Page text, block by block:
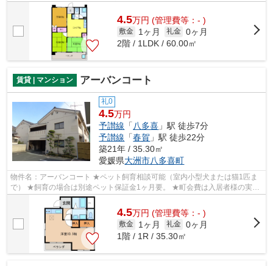
様々なニーズに合った物件を豊富に取り揃...
4.5万円 (管理費等：- )
敷金 1ヶ月 礼金 0ヶ月
2階 / 1LDK / 60.00㎡
賃貸 | マンション アーバンコート
礼0
4.5万円
予讃線 「 八多喜 」駅 徒歩7分
予讃線 「春賀 」駅 徒歩22分
築21年 / 35.30㎡
愛媛県大洲市八多喜町
物件名：アーバンコート ★ペット飼育相談可能（室内小型犬または猫1匹ま
で） ★飼育の場合は別途ペット保証金1ヶ月要。 ★町会費は入居者様の実費
4.5万円 (管理費等：- )
敷金 1ヶ月 礼金 0ヶ月
1階 / 1R / 35.30㎡